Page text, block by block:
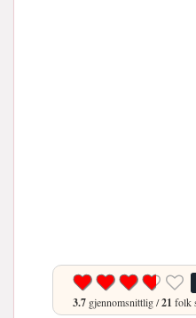
3.7 gjennomsnittlig /21 folk